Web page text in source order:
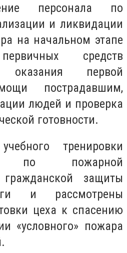
персонала по
и ликвидации
на начальном этапе
средств
оказания первой
пострадавшим,
людей и проверка
готовности.
тренировки
по пожарной
защиты
и рассмотрены
цеха к спасению
«условного» пожара